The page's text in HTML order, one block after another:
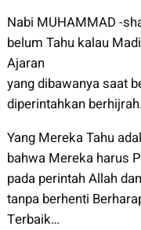
Nabi MUHAMMAD -
belum Tahu kalau
Ajaran
yang dibawanya saat
diperintahkan
Yang Mereka Tahu
bahwa Mereka harus
pada perintah Allah dan
tanpa berhenti
Terbaik…